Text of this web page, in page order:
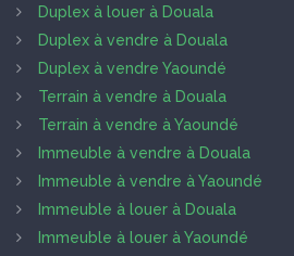
Duplex à louer à Douala
Duplex à vendre à Douala
Duplex à vendre Yaoundé
Terrain à vendre à Douala
Terrain à vendre à Yaoundé
Immeuble à vendre à Douala
Immeuble à vendre à Yaoundé
Immeuble à louer à Douala
Immeuble à louer à Yaoundé